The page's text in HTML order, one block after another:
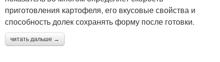
приготовления картофеля, его вкусовые свойства и
способность долек сохранять форму после готовки.
читать дальше →